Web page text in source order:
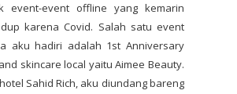
event-event offline yang kemarin
karena Covid. Salah satu event
aku hadiri adalah 1st Anniversary
skincare local yaitu Aimee Beauty.
Sahid Rich, aku diundang bareng